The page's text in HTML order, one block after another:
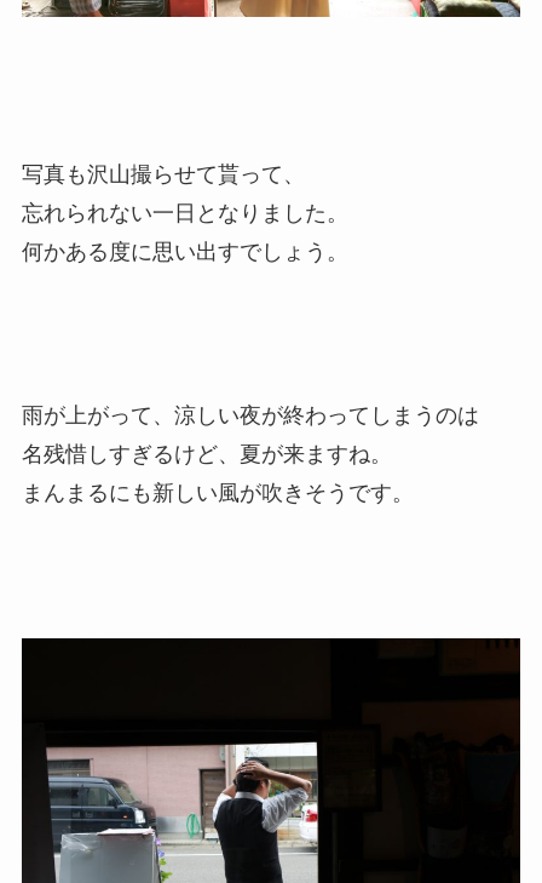
写真も沢山撮らせて貰って、
忘れられない一日となりました。
何かある度に思い出すでしょう。
雨が上がって、涼しい夜が終わってしまうのは
名残惜しすぎるけど、夏が来ますね。
まんまるにも新しい風が吹きそうです。